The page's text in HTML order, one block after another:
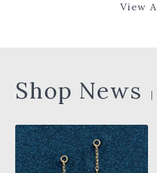
View
Shop News